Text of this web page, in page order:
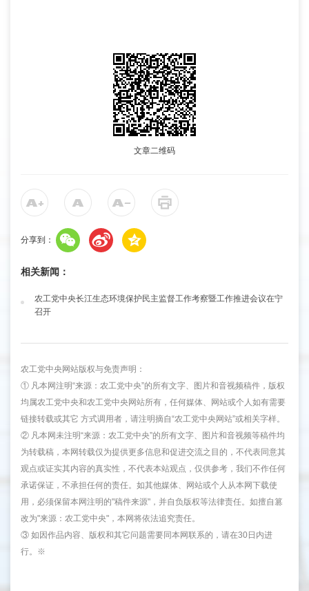
文章二维码
分享到：
相关新闻：
农工党中央长江生态环境保护民主监督工作考察暨工作推进会议在宁
召开
农工党中央网站版权与免责声明：
① 凡本网注明“来源：农工党中央”的所有文字、图片和音视频稿件，版权
均属农工党中央和农工党中央网站所有，任何媒体、网站或个人如有需要
链接转载或其它 方式调用者，请注明摘自“农工党中央网站”或相关字样。
② 凡本网未注明“来源：农工党中央”的所有文字、图片和音视频等稿件均
为转载稿，本网转载仅为提供更多信息和促进交流之目的，不代表同意其
观点或证实其内容的真实性，不代表本站观点，仅供参考，我们不作任何
承诺保证，不承担任何的责任。如其他媒体、网站或个人从本网下载使
用，必须保留本网注明的"稿件来源"，并自负版权等法律责任。如擅自篡
改为"来源：农工党中央"，本网将依法追究责任。
③ 如因作品内容、版权和其它问题需要同本网联系的，请在30日内进
行。※